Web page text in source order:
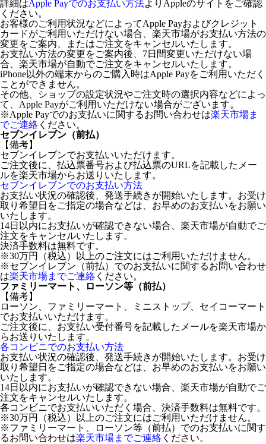
詳細はApple Payでのお支払い方法よりAppleのサイトをご確認
ください。
お客様のご利用状況などによってApple Payおよびクレジット
カードがご利用いただけない場合、楽天市場がお支払い方法の
変更をご案内、またはご注文をキャンセルいたします。
お支払い方法の変更をご案内後、7日間変更いただけない場
合、楽天市場が自動でご注文をキャンセルいたします。
iPhone以外の端末からのご購入時はApple Payをご利用いただく
ことができません。
その他、ショップの設定状況やご注文時の選択内容などによっ
て、Apple Payがご利用いただけない場合がございます。
※Apple Payでのお支払いに関するお問い合わせは楽天市場ま
でご連絡 ください。
セブンイレブン（前払）
【備考】
セブンイレブンでお支払いいただけます。
ご注文後に、払込票番号および払込票のURLを記載したメー
ルを楽天市場からお送りいたします。
セブンイレブンでのお支払い方法
お支払い状況の確認後、発送手続きが開始いたします。お受け
取り希望日をご指定の場合などは、お早めのお支払いをお願い
いたします。
14日以内にお支払いが確認できない場合、楽天市場が自動でご
注文をキャンセルいたします。
決済手数料は無料です。
※30万円（税込）以上のご注文にはご利用いただけません。
※セブンイレブン（前払）でのお支払いに関するお問い合わせ
は楽天市場までご連絡 ください。
ファミリーマート、ローソン等（前払）
【備考】
ローソン、ファミリーマート、ミニストップ、セイコーマート
でお支払いいただけます。
ご注文後に、お支払い受付番号を記載したメールを楽天市場か
らお送りいたします。
各コンビニでのお支払い方法
お支払い状況の確認後、発送手続きが開始いたします。お受け
取り希望日をご指定の場合などは、お早めのお支払いをお願い
いたします。
14日以内にお支払いが確認できない場合、楽天市場が自動でご
注文をキャンセルいたします。
各コンビニでお支払いいただく場合、決済手数料は無料です。
※30万円（税込）以上のご注文にはご利用いただけません。
※ファミリーマート、ローソン等（前払）でのお支払いに関す
るお問い合わせは楽天市場までご連絡 ください。